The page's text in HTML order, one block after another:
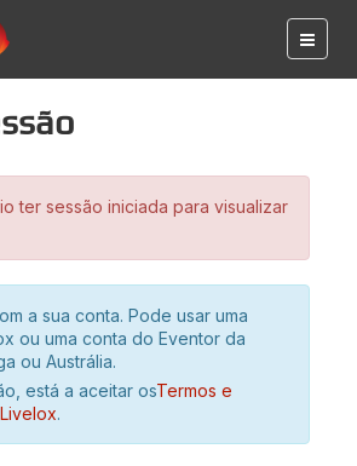
ter sessão iniciada para visualizar
a sua conta. Pode usar uma
ou uma conta do Eventor da
ou Austrália.
está a aceitar osTermos e
.